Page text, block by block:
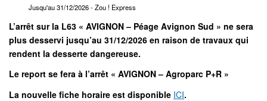
Jusqu'au 31/12/2026- Zou ! Express
L’arrêt sur la L63 « AVIGNON – Péage Avignon Sud » ne sera
plus desservi jusqu’au 31/12/2026 en raison de travaux qui
rendent la desserte dangereuse.
Le report se fera à l’arrêt « AVIGNON – Agroparc P+R »
La nouvelle fiche horaire est disponible ICI.